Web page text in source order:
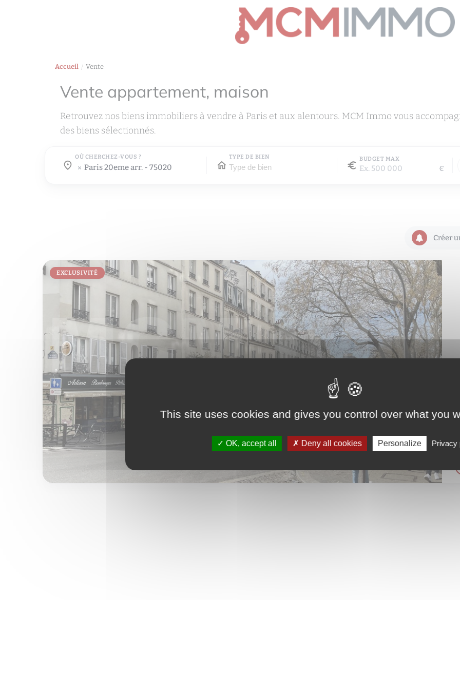
Accueil Vente
Vente appartement, maison
Retrouvez nos biens immobiliers à vendre à Paris et aux alentours. MCM Immo vous
des biens sélectionnés.
OÙ CHERCHEZ-VOUS ?
Où cherchez-vous ?
paris 20eme arr. - 75020
Où cherchez-vous ?
TYPE DE BIEN BUDGET MAX
€
Créer
EXCLUSIVITÉ
This site uses cookies and gives you control over what you
OK, accept all Deny all cookies Personalize Privacy